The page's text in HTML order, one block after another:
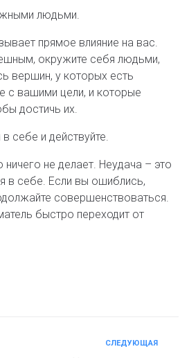
людьми.
прямое влияние на вас.
окружите себя людьми,
вершин, у которых есть
с вашими цели, и которые
достичь их.
себе и действуйте.
ничего не делает. Неудача – это
в себе. Если вы ошиблись,
совершенствоваться.
быстро переходит от
СЛЕДУЮЩАЯ